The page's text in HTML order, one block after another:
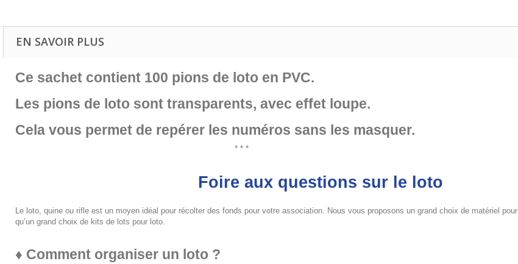
EN SAVOIR PLUS
Ce sachet contient 100 pions de loto en PVC.
Les pions de loto sont transparents, avec effet loupe.
Cela vous permet de repérer les numéros sans les masquer.
* * *
Foire aux questions sur le loto
Le loto, quine ou rifle est un moyen idéal pour récolter des fonds pour votre association. Nous vous proposons un grand choix de matériel
qu’un grand choix de kits de lots pour loto.
♦ Comment organiser un loto ?